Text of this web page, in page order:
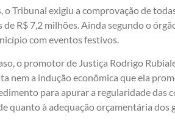
Tribunal exigiu a comprovação de
R$ 7,2 milhões. Ainda segundo o
com eventos festivos.
o promotor de Justiça Rodrigo
nem a indução econômica que ela
para apurar a regularidade das
quanto à adequação orçamentária dos